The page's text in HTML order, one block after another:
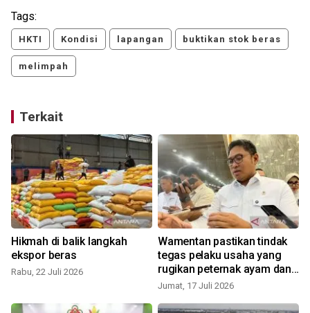
Tags:
HKTI Kondisi lapangan buktikan stok beras
melimpah
Terkait
Hikmah di balik langkah
ekspor beras
Rabu, 22 Juli 2026
Wamentan pastikan tindak
tegas pelaku usaha yang
rugikan peternak ayam dan
telur
Jumat, 17 Juli 2026